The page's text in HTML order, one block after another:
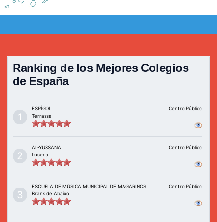
Ranking de los Mejores Colegios
de España
1
ESPÍGOL
Centro Público
Terrassa
2
AL-YUSSANA
Centro Público
Lucena
3
ESCUELA DE MÚSICA MUNICIPAL DE MAGARIÑOS
Centro Público
Brans de Abaixo